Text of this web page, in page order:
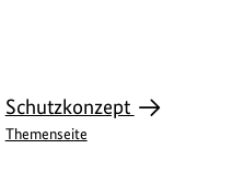
Schutzkonzept
Themenseite